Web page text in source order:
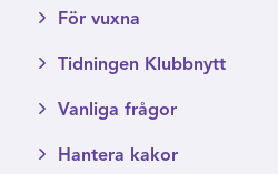
För vuxna
Tidningen Klubbnytt
Vanliga frågor
Hantera kakor